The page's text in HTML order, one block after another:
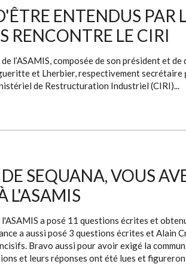
ENTENDUS PAR
RENCONTRE LE CIRI
l’ASAMIS, composée de son président et
et Lherbier, respectivement
de Restructuration Industriel (CIRI)...
SEQUANA, VOUS
L'ASAMIS
l'ASAMIS a posé 11 questions écrites et
a aussi posé 3 questions écrites et Alain
Bravo aussi pour avoir exigé la
et leurs réponses ont été lues et